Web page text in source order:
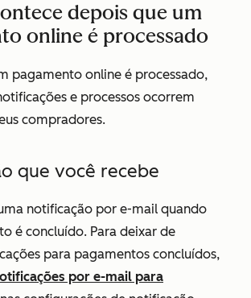
depois que um
online é processado
pagamento online é processado,
e processos ocorrem
compradores.
que você recebe
notificação por e-mail quando
é concluído. Para deixar de
para pagamentos concluídos,
por e-mail para